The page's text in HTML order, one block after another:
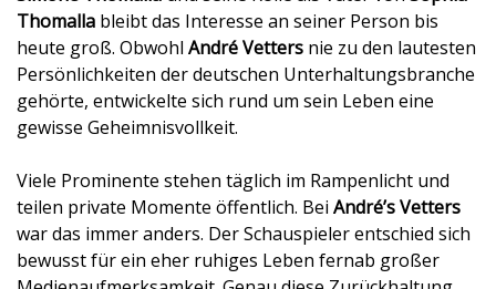
Thomalla bleibt das Interesse an seiner Person bis
heute groß. Obwohl André Vetters nie zu den lautesten
Persönlichkeiten der deutschen Unterhaltungsbranche
gehörte, entwickelte sich rund um sein Leben eine
gewisse Geheimnisvollkeit.
Viele Prominente stehen täglich im Rampenlicht und
teilen private Momente öffentlich. Bei André’s Vetters
war das immer anders. Der Schauspieler entschied sich
bewusst für ein eher ruhiges Leben fernab großer